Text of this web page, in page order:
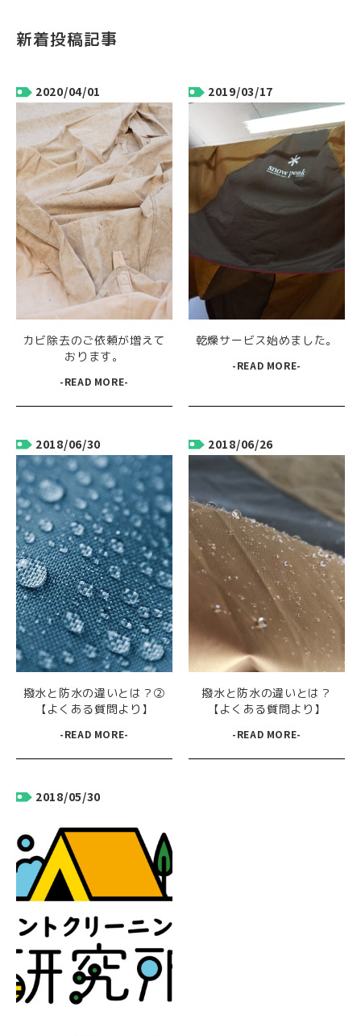
新着投稿記事
2020/04/01
カビ除去のご依頼が増えて
おります。
-READ MORE-
2019/03/17
乾燥サービス始めました。
-READ MORE-
2018/06/30
撥水と防水の違いとは？②
【よくある質問より】
-READ MORE-
2018/06/26
撥水と防水の違いとは？
【よくある質問より】
-READ MORE-
2018/05/30